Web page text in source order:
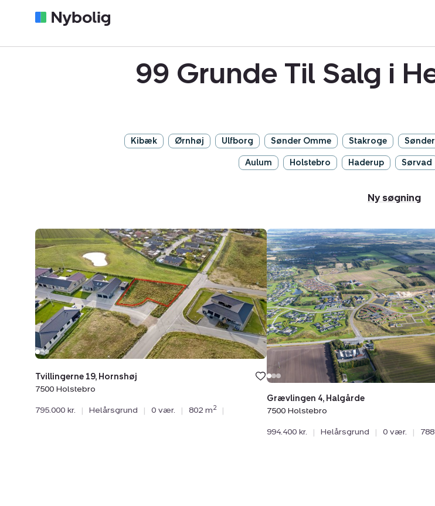
99 Grunde Til Salg i
Kibæk Ørnhøj Ulfborg Sønder Omme Stakroge
Aulum Holstebro Haderup Sørvad
Ny søgning
Helårsgrund:
Tvillingerne
19,
Hornshøj,
7500
Holstebro
Tvillingerne 19, Hornshøj
7500 Holstebro
795.000 kr. | Helårsgrund | 0 vær. | 802 m2 |
Helårsgrund:
Grævlingen
4,
Halgårde,
7500
Holstebro
Grævlingen 4, Halgårde
7500 Holstebro
994.400 kr. | Helårsgrund | 0 vær. |